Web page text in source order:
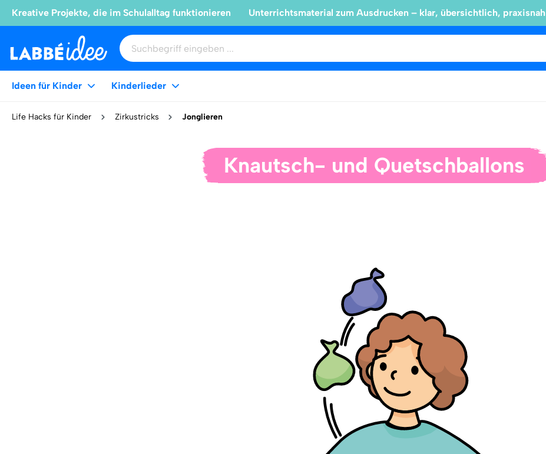
Kreative Projekte, die im Schulalltag funktionieren Unterrichtsmaterial zum Ausdrucken – klar, übersichtlich, praxisnah
Ideen für Kinder Kinderlieder
Life Hacks für Kinder Zirkustricks Jonglieren
Knautsch- und Quetschballons